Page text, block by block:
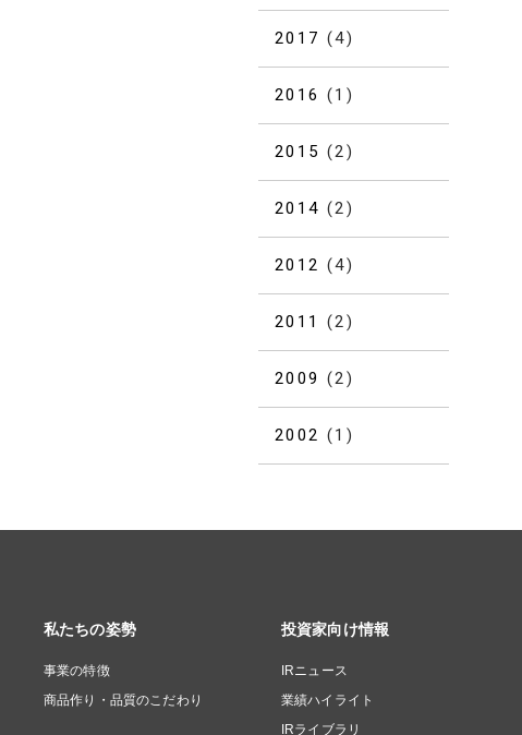
2017 (4)
2016 (1)
2015 (2)
2014 (2)
2012 (4)
2011 (2)
2009 (2)
2002 (1)
私たちの姿勢
事業の特徴
商品作り・品質のこだわり
投資家向け情報
IRニュース
業績ハイライト
IRライブラリ